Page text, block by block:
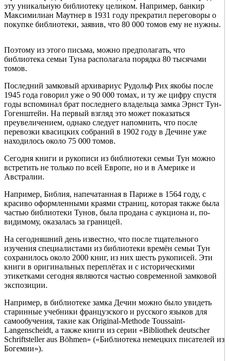
эту уникальную библиотеку целиком. Например, банкир
Максимилиан Маутнер в 1931 году прекратил переговоры о
покупке библиотеки, заявив, что 80 000 томов ему не нужны.
Поэтому из этого письма, можно предполагать, что
библиотека семьи Туна располагала порядка 80 тысячами
томов.
Последний замковый архивариус Рудольф Рих якобы после
1945 года говорил уже о 90 000 томах, и ту же цифру спустя
годы вспоминал брат последнего владельца замка Эрнст Тун-
Гогенштейн. На первый взгляд это может показаться
преувеличением, однако следует напомнить, что после
перевозки квасицких собраний в 1902 году в Дечине уже
находилось около 75 000 томов.
Сегодня книги и рукописи из библиотеки семьи Тун можно
встретить не только по всей Европе, но и в Америке и
Австралии.
Например, Библия, напечатанная в Париже в 1564 году, с
красиво оформленными краями страниц, которая также была
частью библиотеки Тунов, была продана с аукциона и, по-
видимому, оказалась за границей.
На сегодняшний день известно, что после тщательного
изучения специалистами из библиотеки времён семьи Тун
сохранилось около 2000 книг, из них шесть рукописей. Эти
книги в оригинальных переплётах и с историческими
этикетками сегодня являются частью современной замковой
экспозиции.
Например, в библиотеке замка Дечин можно было увидеть
старинные учебники французского и русского языков для
самообучения, такие как Original-Methode Toussaint-
Langenscheidt, а также книги из серии «Bibliothek deutscher
Schriftsteller aus Böhmen» («Библиотека немецких писателей из
Богемии»).